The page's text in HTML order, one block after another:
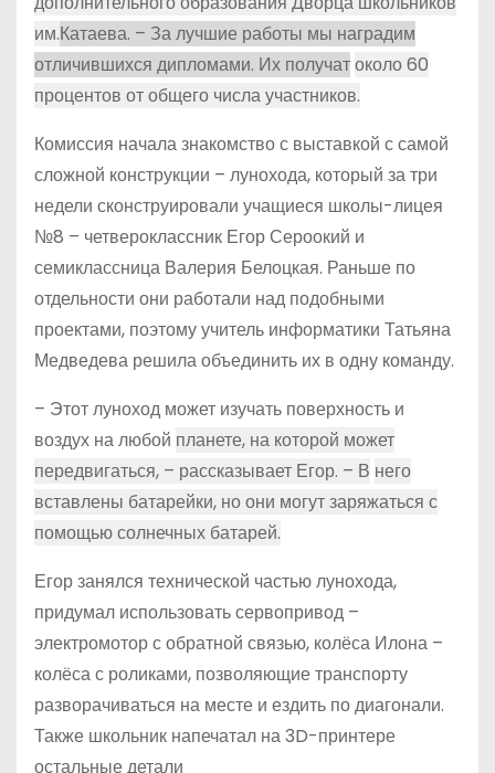
им.Катаева. – За лучшие работы мы наградим
отличившихся дипломами. Их получатоколо 60
процентов от общего числа участников.
Комиссия начала знакомство с выставкой с самой
сложной конструкции – лунохода, который за три
недели сконструировали учащиеся школы-лицея
№8 – четвероклассник Егор Сероокий и
семиклассница Валерия Белоцкая. Раньше по
отдельности они работали над подобными
проектами, поэтому учитель информатики Татьяна
Медведева решила объединить их в одну команду.
– Этот луноход может изучать поверхность и
воздух на любой планете, на которой может
передвигаться, – рассказывает Егор. – В него
вставлены батарейки, но они могут заряжаться с
помощью солнечных батарей.
Егор занялся технической частью лунохода,
придумал использовать сервопривод –
электромотор с обратной связью, колёса Илона –
колёса с роликами, позволяющие транспорту
разворачиваться на месте и ездить по диагонали.
Также школьник напечатал на 3D-принтере
остальные детали